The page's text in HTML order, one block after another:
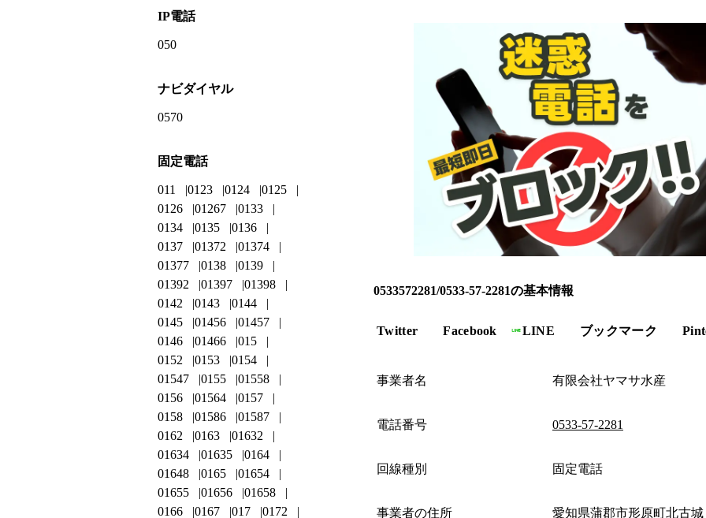
0533572281/0533-57-2281の基本情報
Twitter Facebook LINE ブックマーク
事業者名 有限会社ヤマサ水産
電話番号 0533-57-2281
回線種別 固定電話
事業者の住所 愛知県蒲郡市形原町北古
IP電話
050
ナビダイヤル
0570
固定電話
011 0123 0124
0125
0126
01267
0133
0134
0135
0136
0137
01372
01374
01377
0138
0139
01392
01397
01398
0142
0143
0144
0145
01456
01457
0146
01466
015
0152
0153
0154
01547
0155
01558
0156
01564
0157
0158
01586
01587
0162
0163
01632
01634
01635
0164
01648
0165
01654
01655
01656
01658
0166
0167 017
0172